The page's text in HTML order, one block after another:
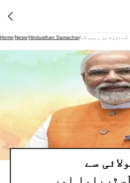
Home/News/Hindusthan Samachar/
6 جولائی سے
اور